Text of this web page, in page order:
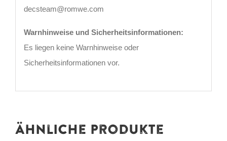
decsteam@romwe.com
Warnhinweise und Sicherheitsinformationen:
Es liegen keine Warnhinweise oder
Sicherheitsinformationen vor.
Ähnliche Produkte